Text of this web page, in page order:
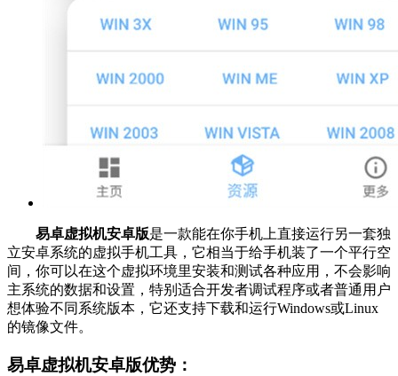
易卓虚拟机安卓版是一款能在你手机上直接运行另一套独
立安卓系统的虚拟手机工具，它相当于给手机装了一个平行空
间，你可以在这个虚拟环境里安装和测试各种应用，不会影响
主系统的数据和设置，特别适合开发者调试程序或者普通用户
想体验不同系统版本，它还支持下载和运行Windows或Linux
的镜像文件。
易卓虚拟机安卓版优势：